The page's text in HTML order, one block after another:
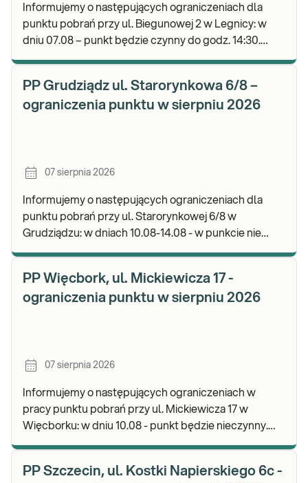
Informujemy o następujących ograniczeniach dla
punktu pobrań przy ul. Biegunowej 2 w Legnicy: w
dniu 07.08 – punkt będzie czynny do godz. 14:30.
PP Grudziądz ul. Starorynkowa 6/8 –
ograniczenia punktu w sierpniu 2026
07 sierpnia 2026
Informujemy o następujących ograniczeniach dla
punktu pobrań przy ul. Starorynkowej 6/8 w
Grudziądzu: w dniach 10.08-14.08 - w punkcie nie
PP Więcbork, ul. Mickiewicza 17 -
ograniczenia punktu w sierpniu 2026
07 sierpnia 2026
Informujemy o następujących ograniczeniach w
pracy punktu pobrań przy ul. Mickiewicza 17 w
Więcborku: w dniu 10.08 - punkt będzie nieczynny.
PP Szczecin, ul. Kostki Napierskiego 6c -